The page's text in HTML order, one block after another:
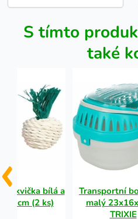
S tímto
také
bílá a
8 cm (2 ks)
Transportní
malý
TRIXIE